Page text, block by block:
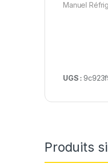
Manuel
UGS :
Produits